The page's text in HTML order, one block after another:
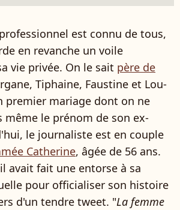
est connu de tous,
en revanche un voile
vie privée. On le sait père de
Tiphaine, Faustine et Lou-
premier mariage dont on ne
même le prénom de son ex-
le journaliste est en couple
Catherine, âgée de 56 ans.
avait fait une entorse à sa
pour officialiser son histoire
d'un tendre tweet. "La femme